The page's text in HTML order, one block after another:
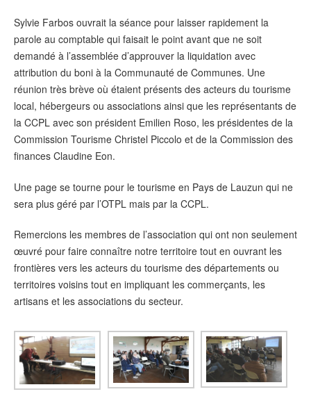
Sylvie Farbos ouvrait la séance pour laisser rapidement la
parole au comptable qui faisait le point avant que ne soit
demandé à l’assemblée d’approuver la liquidation avec
attribution du boni à la Communauté de Communes. Une
réunion très brève où étaient présents des acteurs du tourisme
local, hébergeurs ou associations ainsi que les représentants de
la CCPL avec son président Emilien Roso, les présidentes de la
Commission Tourisme Christel Piccolo et de la Commission des
finances Claudine Eon.
Une page se tourne pour le tourisme en Pays de Lauzun qui ne
sera plus géré par l’OTPL mais par la CCPL.
Remercions les membres de l’association qui ont non seulement
œuvré pour faire connaître notre territoire tout en ouvrant les
frontières vers les acteurs du tourisme des départements ou
territoires voisins tout en impliquant les commerçants, les
artisans et les associations du secteur.